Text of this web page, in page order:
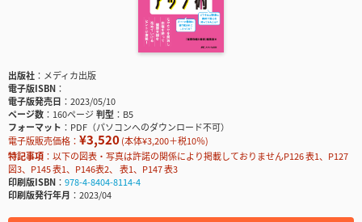
出版社
メディカ出版
電子版ISBN
電子版発売日
2023/05/10
ページ数
160ページ判型
B5
フォーマット
PDF（パソコンへのダウンロード不可）
電子版販売価格： ¥3,520(本体¥3,200＋税10％)
特記事項
以下の図表・写真は許諾の関係により掲載しておりませんP126 表1、P127
図3、P145 表1、P146表2、 表1、P147 表3
印刷版ISBN
978-4-8404-8114-4
印刷版発行年月
2023/04